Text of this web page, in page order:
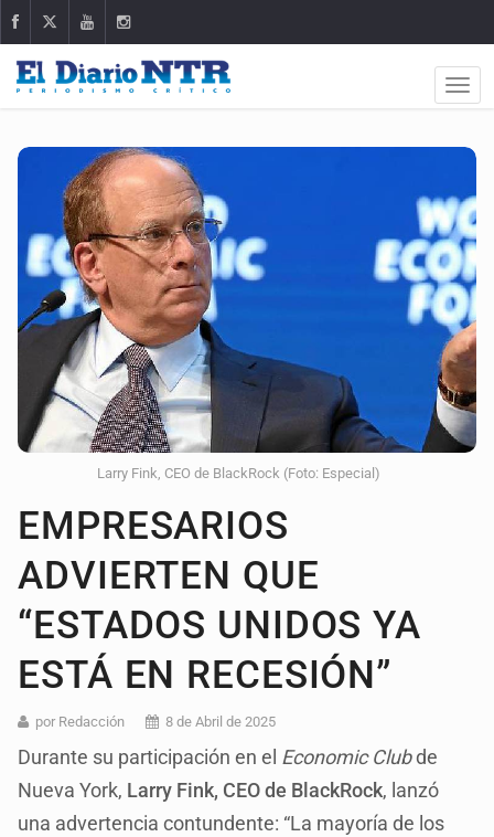
Larry Fink, CEO de BlackRock (Foto: Especial)
EMPRESARIOS
ADVIERTEN QUE
“ESTADOS UNIDOS YA
ESTÁ EN RECESIÓN”
por Redacción 8 de Abril de 2025
Durante su participación en el Economic Clubde
Nueva York, Larry Fink, CEO de BlackRock, lanzó
una advertencia contundente: “La mayoría de los